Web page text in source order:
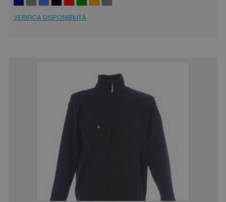
VERIFICA DISPONIBILITÁ